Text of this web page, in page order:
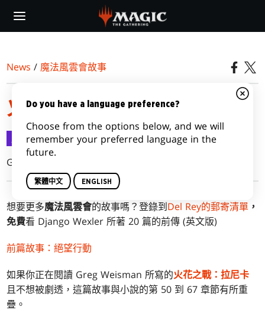
main
News / 魔法風雲會故事
火花之戰：拉尼卡—灰燼
魔法風雲會故事 2019-06-12
Greg Weisman
想要更多魔法風雲會的故事嗎？登錄到Del Rey的郵寄清單 ，
免費看 Django Wexler 所著 20 篇的前傳 (英文版)
前篇故事：絕望行動
如果你正在閱讀 Greg Weisman 所寫的火花之戰：拉尼卡
且不想被劇透，這篇故事與小說的第 50 到 67 章節有所重
疊。
Do you have a language preference?
Choose from the options below, and we will
remember your preferred language in the
future.
繁體中文 ENGLISH